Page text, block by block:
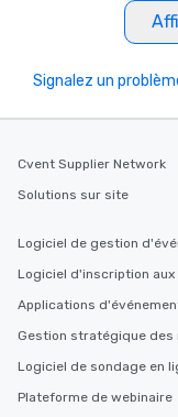
Signalez un
Cvent Supplier Network
Solutions sur site
Logiciel de gestion
Logiciel d'inscription aux
Applications
Gestion stratégique des
Logiciel de sondage en
Plateforme de webinaire